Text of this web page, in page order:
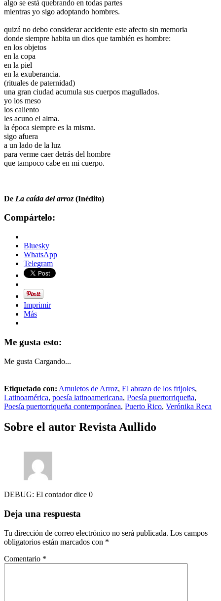
algo se está quebrando en todas partes
mientras yo sigo adoptando hombres.
quizá no debo considerar accidente este afecto sin memoria
donde siempre habita un dios que también es hombre:
en los objetos
en la copa
en la piel
en la exuberancia.
(rituales de paternidad)
una gran ciudad acumula sus cuerpos magullados.
yo los meso
los caliento
les acuno el alma.
la época siempre es la misma.
sigo afuera
a un lado de la luz
para verme caer detrás del hombre
que tampoco cabe en mi cuerpo.
De La caída del arroz (Inédito)
Compártelo:
Bluesky
WhatsApp
Telegram
Imprimir
Más
Me gusta esto:
Me gusta Cargando...
Etiquetado con: Amuletos de Arroz, El abrazo de los frijoles,
Latinoamérica, poesía latinoamericana, Poesía puertorriqueña,
Poesía puertorriqueña contemporánea, Puerto Rico, Verónika Reca
Sobre el autor Revista Aullido
DEBUG: El contador dice 0
Deja una respuesta
Tu dirección de correo electrónico no será publicada. Los campos
obligatorios están marcados con *
Comentario *